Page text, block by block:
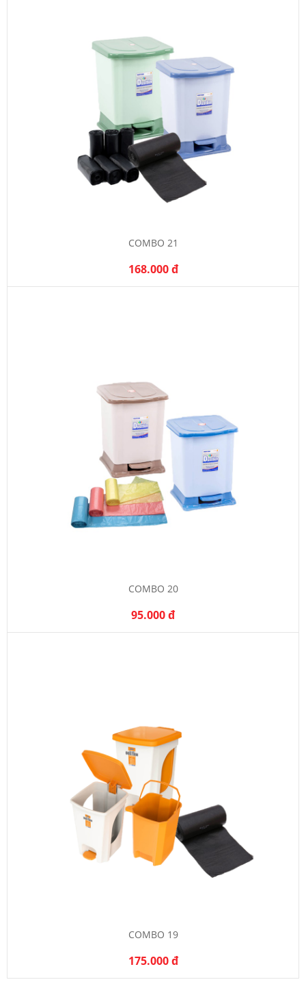
COMBO 21
168.000 đ
COMBO 20
95.000 đ
COMBO 19
175.000 đ